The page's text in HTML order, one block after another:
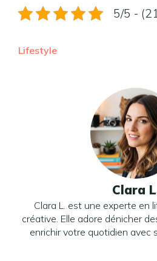
5/5 -
Lifestyle
Clara
Clara L. est une experte en
créative. Elle adore dénicher
enrichir votre quotidien avec